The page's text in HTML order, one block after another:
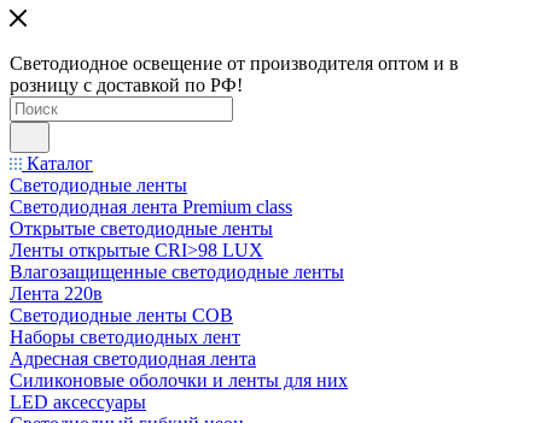
Светодиодное освещение от производителя оптом и в
розницу с доставкой по РФ!
Каталог
Светодиодные ленты
Светодиодная лента Premium class
Открытые светодиодные ленты
Ленты открытые CRI>98 LUX
Влагозащищенные светодиодные ленты
Лента 220в
Светодиодные ленты COB
Наборы светодиодных лент
Адресная светодиодная лента
Силиконовые оболочки и ленты для них
LED аксессуары